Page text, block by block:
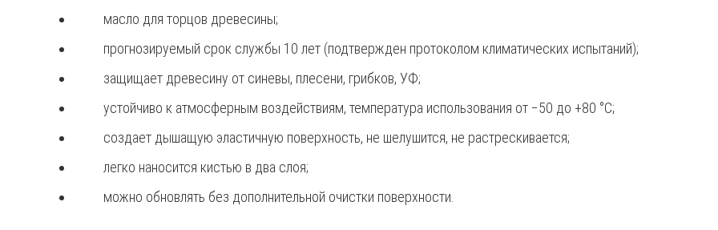
масло для торцов древесины;
прогнозируемый срок службы 10 лет (подтвержден протоколом климатических испытаний);
защищает древесину от синевы, плесени, грибков, УФ;
устойчиво к атмосферным воздействиям, температура использования от −50 до +80 °С;
создает дышащую эластичную поверхность, не шелушится, не растрескивается;
легко наносится кистью в два слоя;
можно обновлять без дополнительной очистки поверхности.